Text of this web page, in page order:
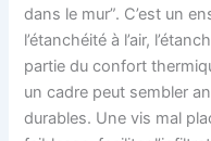
dans le mur”. C’est un
l’étanchéité à l’air,
partie du confort
un cadre peut sembler
durables. Une vis mal